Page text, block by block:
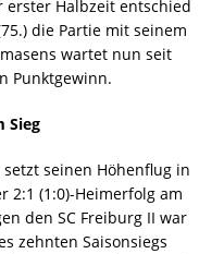
erster Halbzeit entschied
die Partie mit seinem
wartet nun seit
Punktgewinn.
Sieg
setzt seinen Höhenflug in
2:1 (1:0)-Heimerfolg am
den SC Freiburg II war
zehnten Saisonsiegs